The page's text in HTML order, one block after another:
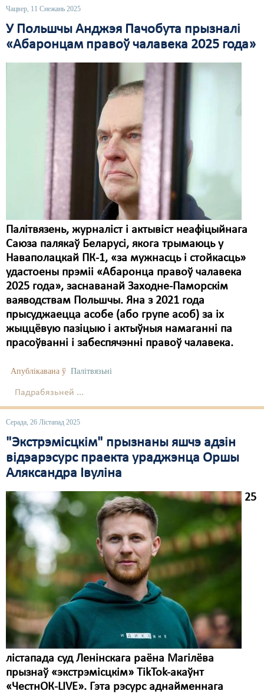
Чацвер, 11 Снежань 2025
У Польшчы Анджэя Пачобута прызналі
«Абаронцам правоў чалавека 2025 года»
Палітвязень, журналіст і актывіст неафіцыйнага
Саюза палякаў Беларусі, якога трымаюць у
Наваполацкай ПК-1, «за мужнасць і стойкасць»
удастоены прэміі «Абаронца правоў чалавека
2025 года», заснаванай Заходне-Паморскім
ваяводствам Польшчы. Яна з 2021 года
прысуджаецца асобе (або групе асоб) за іх
жыццёвую пазіцыю і актыўныя намаганні па
прасоўванні і забеспячэнні правоў чалавека.
Апублікавана ў Палітвязьні
Падрабязьней ...
Серада, 26 Лістапад 2025
"Экстрэмісцкім" прызнаны яшчэ адзін
відэарэсурс праекта ураджэнца Оршы
Аляксандра Івуліна
25
лістапада суд Ленінскага раёна Магілёва
прызнаў «экстрэмісцкім» TikTok-акаўнт
«ЧестнОК-LIVE». Гэта рэсурс аднайменнага